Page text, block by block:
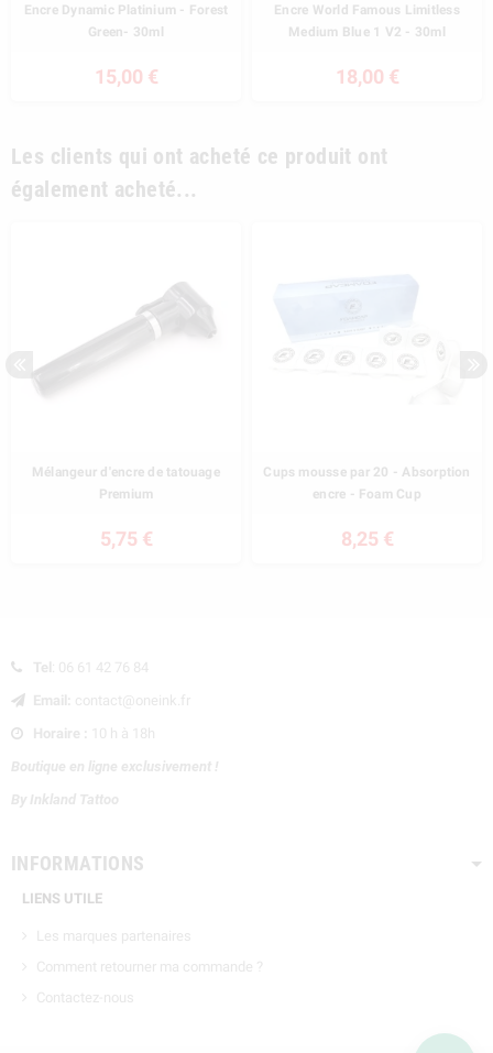
Encre Dynamic Platinium - Forest
Green- 30ml
15,00 €
Encre World Famous Limitless
Medium Blue 1 V2 - 30ml
18,00 €
Les clients qui ont acheté ce produit ont
également acheté...
Mélangeur d'encre de tatouage
Premium
5,75 €
Cups mousse par 20 - Absorption
encre - Foam Cup
8,25 €
 Tel : 06 61 42 76 84
 Email: contact@oneink.fr
 Horaire :
10 h à 18h
Boutique en ligne exclusivement !
By Inkland Tattoo
INFORMATIONS
LIENS UTILE
Les marques partenaires
Comment retourner ma commande ?
Contactez-nous